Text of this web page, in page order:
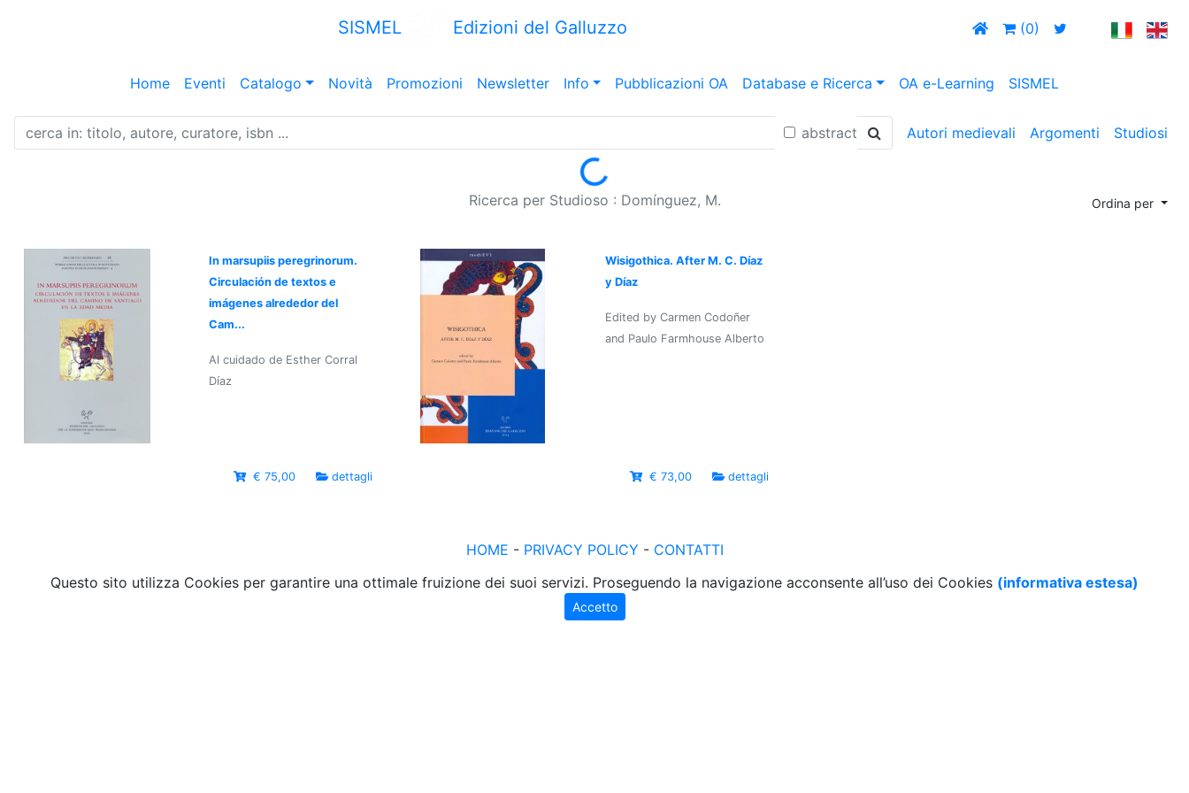
SISMEL Edizioni del Galluzzo (0)
Home Eventi Catalogo Novità Promozioni Newsletter Info Pubblicazioni OA Database e Ricerca OA e-Learning SISMEL
abstract Autori medievali Argomenti Studiosi
Loading...
Ricerca per Studioso : Domínguez, M. Ordina per
In marsupiis peregrinorum.
Circulación de textos e
imágenes alrededor del
Cam...
Al cuidado de Esther Corral
Díaz
€ 75,00 dettagli
Wisigothica. After M. C. Díaz
y Díaz
Edited by Carmen Codoñer
and Paulo Farmhouse Alberto
€ 73,00 dettagli
HOME - PRIVACY POLICY - CONTATTI
Questo sito utilizza Cookies per garantire una ottimale fruizione dei suoi servizi. Proseguendo la navigazione acconsente all’uso dei Cookies (informativa estesa)
Accetto